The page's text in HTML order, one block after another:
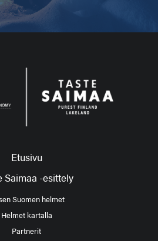
Etusivu
Saimaa -esittely
Suomen helmet
Helmet kartalla
Partnerit